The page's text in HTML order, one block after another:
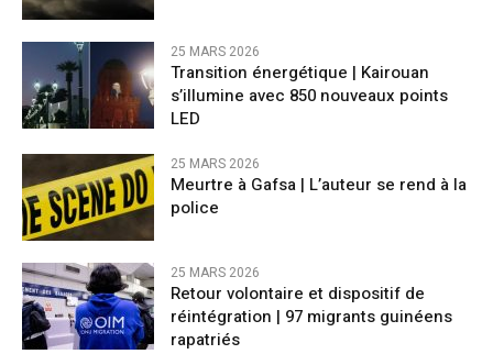
25 MARS 2026
Transition énergétique | Kairouan
s’illumine avec 850 nouveaux points
LED
25 MARS 2026
Meurtre à Gafsa | L’auteur se rend à la
police
25 MARS 2026
Retour volontaire et dispositif de
réintégration | 97 migrants guinéens
rapatriés